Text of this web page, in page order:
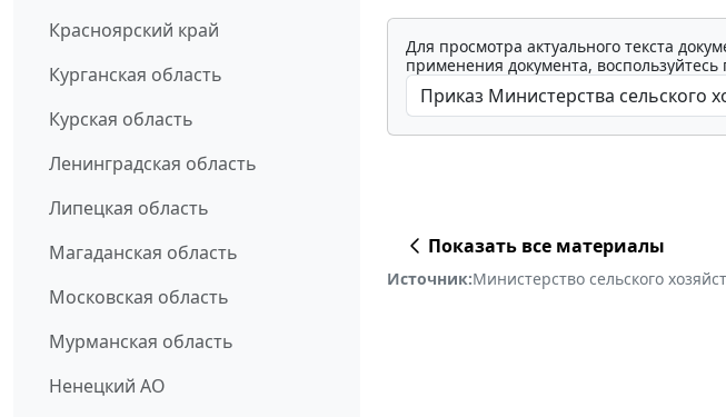
Красноярский край
Курганская область
Курская область
Ленинградская область
Липецкая область
Магаданская область
Московская область
Мурманская область
Ненецкий АО
Для просмотра актуального текста
применения документа,
Показать все материалы
Источник:Министерство сельского